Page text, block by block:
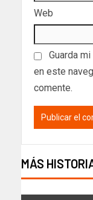
Web
Guarda
en este
comente.
MÁS